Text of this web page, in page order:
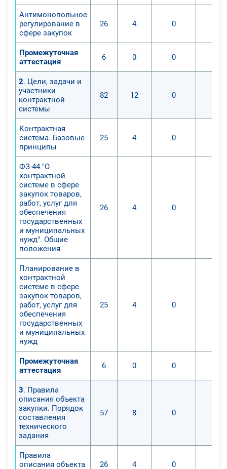
Антимонопольное
регулирование в
сфере закупок
26 4 0
Промежуточная
аттестация
6 0 0
2. Цели, задачи и
участники
контрактной
системы
82 12 0
Контрактная
система. Базовые
принципы
25 4 0
ФЗ-44 "О
контрактной
системе в сфере
закупок товаров,
работ, услуг для
обеспечения
государственных
и муниципальных
нужд". Общие
положения
26 4 0
Планирование в
контрактной
системе в сфере
закупок товаров,
работ, услуг для
обеспечения
государственных
и муниципальных
нужд
25 4 0
Промежуточная
аттестация
6 0 0
3. Правила
описания объекта
закупки. Порядок
составления
технического
задания
57 8 0
Правила
описания объекта
26 4 0